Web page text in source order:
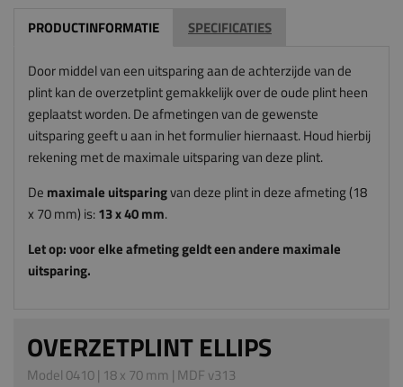
PRODUCTINFORMATIE SPECIFICATIES
Door middel van een uitsparing aan de achterzijde van de
plint kan de overzetplint gemakkelijk over de oude plint heen
geplaatst worden. De afmetingen van de gewenste
uitsparing geeft u aan in het formulier hiernaast. Houd hierbij
rekening met de maximale uitsparing van deze plint.
De maximale uitsparingvan deze plint in deze afmeting (18
x 70 mm) is:13x 40mm.
Let op: voor elke afmeting geldt een andere maximale
uitsparing.
OVERZETPLINT ELLIPS
Model 0410 | 18 x 70 mm | MDF v313